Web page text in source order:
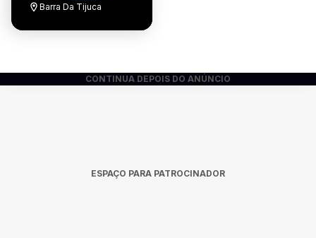
Barra Da Tijuca
CONTINUA DEPOIS DO ANÚNCIO
ESPAÇO PARA PATROCINADOR